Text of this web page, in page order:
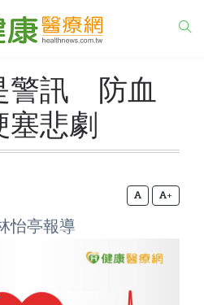
警訊 防血
悲劇
+
怡亭報導